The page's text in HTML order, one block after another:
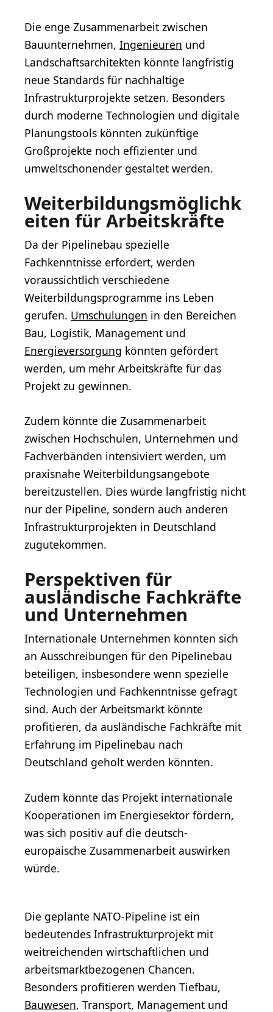
Die enge Zusammenarbeit zwischen
Bauunternehmen, Ingenieuren und
Landschaftsarchitekten könnte langfristig
neue Standards für nachhaltige
Infrastrukturprojekte setzen. Besonders
durch moderne Technologien und digitale
Planungstools könnten zukünftige
Großprojekte noch effizienter und
umweltschonender gestaltet werden.
Weiterbildungsmöglichk
eiten für Arbeitskräfte
Da der Pipelinebau spezielle
Fachkenntnisse erfordert, werden
voraussichtlich verschiedene
Weiterbildungsprogramme ins Leben
gerufen. Umschulungen in den Bereichen
Bau, Logistik, Management und
Energieversorgung könnten gefördert
werden, um mehr Arbeitskräfte für das
Projekt zu gewinnen.
Zudem könnte die Zusammenarbeit
zwischen Hochschulen, Unternehmen und
Fachverbänden intensiviert werden, um
praxisnahe Weiterbildungsangebote
bereitzustellen. Dies würde langfristig nicht
nur der Pipeline, sondern auch anderen
Infrastrukturprojekten in Deutschland
zugutekommen.
Perspektiven für
ausländische Fachkräfte
und Unternehmen
Internationale Unternehmen könnten sich
an Ausschreibungen für den Pipelinebau
beteiligen, insbesondere wenn spezielle
Technologien und Fachkenntnisse gefragt
sind. Auch der Arbeitsmarkt könnte
profitieren, da ausländische Fachkräfte mit
Erfahrung im Pipelinebau nach
Deutschland geholt werden könnten.
Zudem könnte das Projekt internationale
Kooperationen im Energiesektor fördern,
was sich positiv auf die deutsch-
europäische Zusammenarbeit auswirken
würde.
Die geplante NATO-Pipeline ist ein
bedeutendes Infrastrukturprojekt mit
weitreichenden wirtschaftlichen und
arbeitsmarktbezogenen Chancen.
Besonders profitieren werden Tiefbau,
Bauwesen, Transport, Management und